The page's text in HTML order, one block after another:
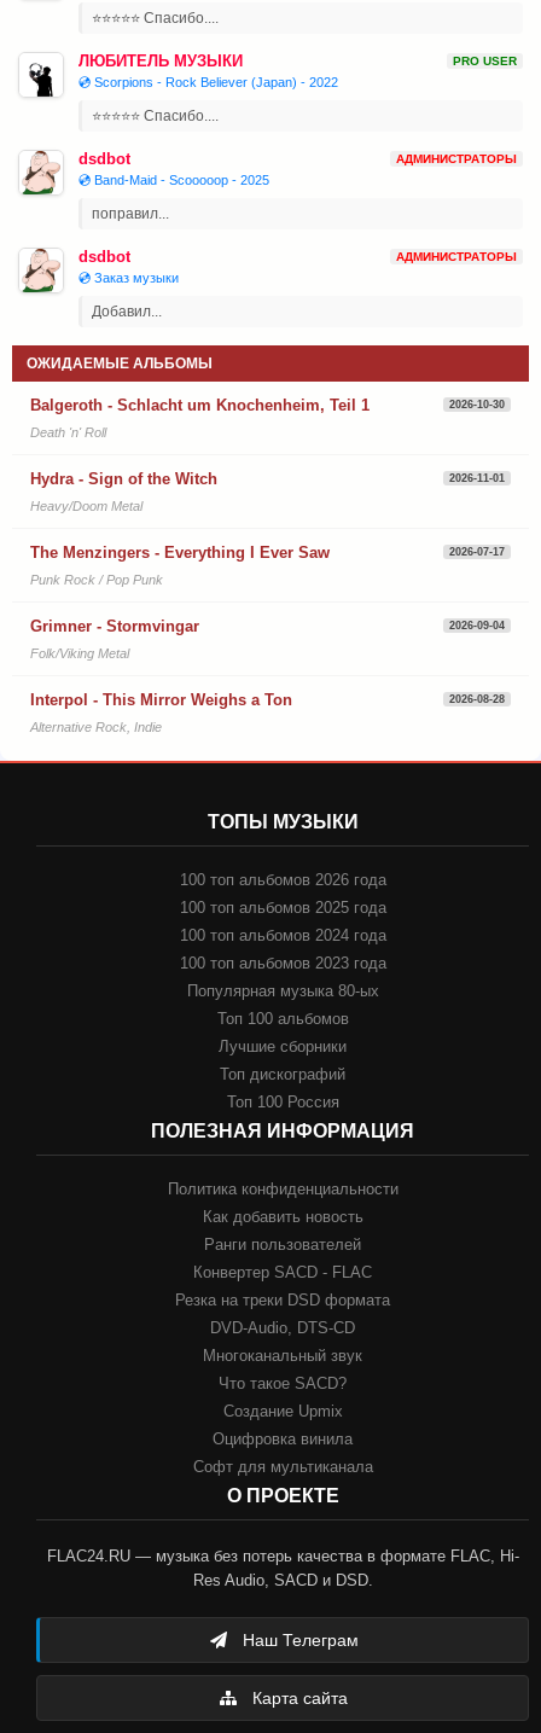
⭐⭐⭐⭐⭐ Спасибо....
ЛЮБИТЕЛЬ МУЗЫКИ PRO USER
💿 Scorpions - Rock Believer (Japan) - 2022
⭐⭐⭐⭐⭐ Спасибо....
dsdbot АДМИНИСТРАТОРЫ
💿 Band-Maid - Scooooop - 2025
поправил...
dsdbot АДМИНИСТРАТОРЫ
💿 Заказ музыки
Добавил...
ОЖИДАЕМЫЕ АЛЬБОМЫ
Balgeroth - Schlacht um Knochenheim, Teil 1 2026-10-30
Death 'n' Roll
Hydra - Sign of the Witch 2026-11-01
Heavy/Doom Metal
The Menzingers - Everything I Ever Saw 2026-07-17
Punk Rock / Pop Punk
Grimner - Stormvingar 2026-09-04
Folk/Viking Metal
Interpol - This Mirror Weighs a Ton 2026-08-28
Alternative Rock, Indie
ТОПЫ МУЗЫКИ
100 топ альбомов 2026 года
100 топ альбомов 2025 года
100 топ альбомов 2024 года
100 топ альбомов 2023 года
Популярная музыка 80-ых
Топ 100 альбомов
Лучшие сборники
Топ дискографий
Топ 100 Россия
ПОЛЕЗНАЯ ИНФОРМАЦИЯ
Политика конфиденциальности
Как добавить новость
Ранги пользователей
Конвертер SACD - FLAC
Резка на треки DSD формата
DVD-Audio, DTS-CD
Многоканальный звук
Что такое SACD?
Создание Upmix
Оцифровка винила
Софт для мультиканала
О ПРОЕКТЕ
FLAC24.RU — музыка без потерь качества в формате FLAC, Hi-
Res Audio, SACD и DSD.
Наш Телеграм
Карта сайта